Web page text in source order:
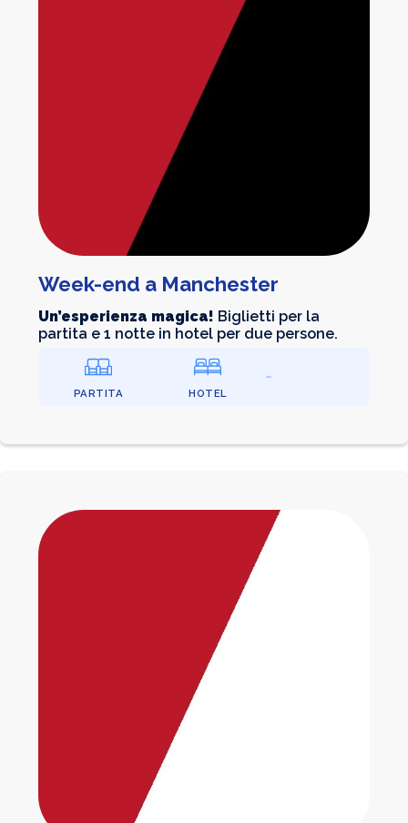
Week-end a Manchester
Un’esperienza magica! Biglietti per la
partita e 1 notte in hotel per due persone.
PARTITA HOTEL